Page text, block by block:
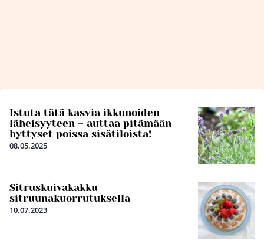
Istuta tätä kasvia ikkunoiden
läheisyyteen – auttaa pitämään
hyttyset poissa sisätiloista!
08.05.2025
Sitruskuivakakku
sitruunakuorrutuksella
10.07.2023